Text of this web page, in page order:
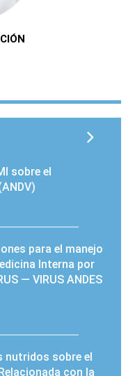
sobre el
para el manejo
Interna por
— VIRUS ANDES
nutridos sobre el
con la